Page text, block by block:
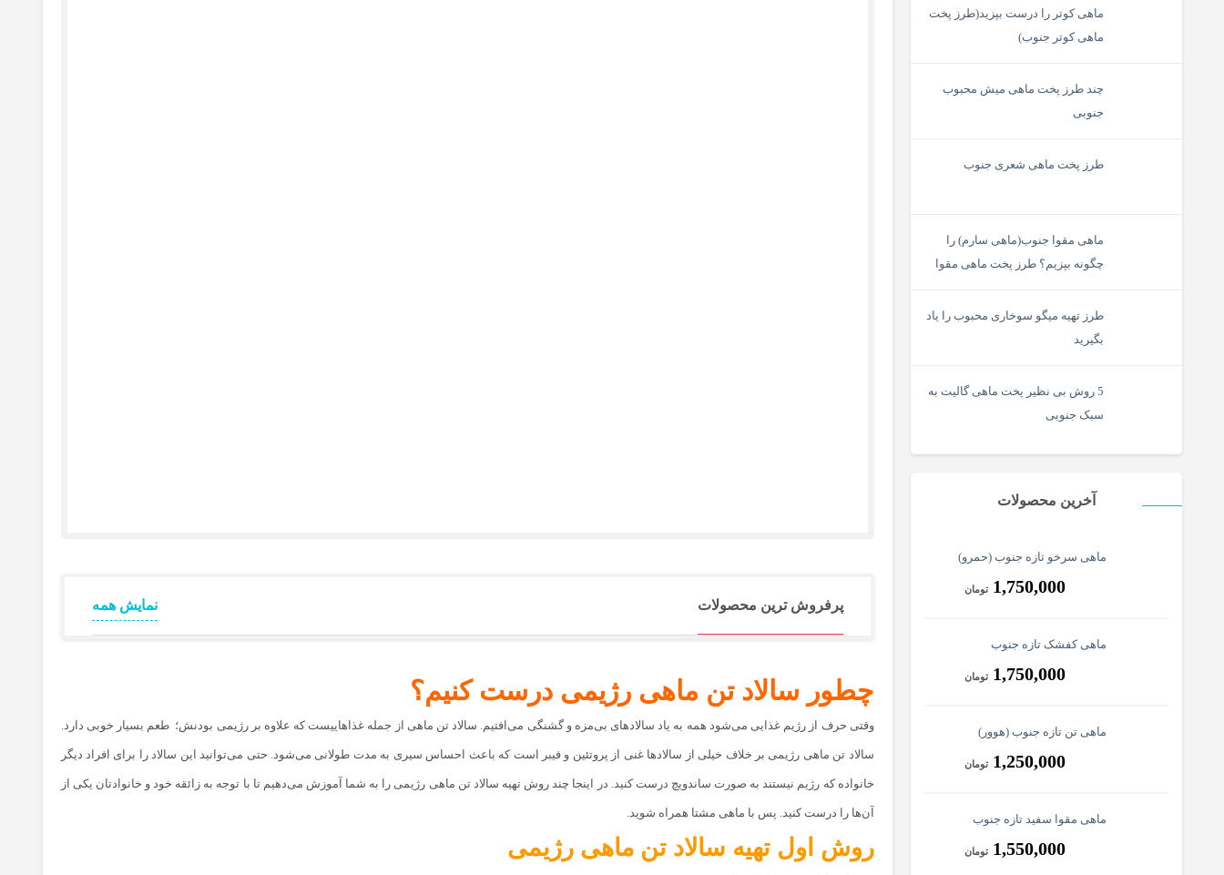
ماهی کوتر را درست بپزید(طرز پخت
ماهی کوتر جنوب)
چند طرز پخت ماهی میش محبوب
جنوبی
طرز پخت ماهی شعری جنوب
ماهی مقوا جنوب(ماهی سارم) را
چگونه بپزیم؟ طرز پخت ماهی مقوا
طرز تهیه میگو سوخاری محبوب را یاد
بگیرید
5 روش بی نظیر پخت ماهی گالیت به
سبک جنوبی
آخرین محصولات
ماهی سرخو تازه جنوب (حمرو)
1,750,000 تومان
ماهی کفشک تازه جنوب
1,750,000 تومان
ماهی تن تازه جنوب (هوور)
1,250,000 تومان
ماهی مقوا سفید تازه جنوب
1,550,000 تومان
پرفروش ترین محصولات نمایش همه
چطور سالاد تن ماهی رژیمی درست کنیم؟
وقتی حرف از رژیم غذایی می‌شود همه به یاد سالاد‌های بی‌مزه و گشنگی می‌افتیم‌. سالاد تن ماهی از جمله غذا‌هاییست که علاوه بر رژیمی بودنش؛ طعم بسیار خوبی دارد.
سالاد تن ماهی رژیمی بر خلاف خیلی از سالاد‌ها غنی از پروتئین و فیبر است که باعث احساس سیری به مدت طولانی می‌شود. حتی می‌توانید این سالاد را برای افراد دیگر
خانواده که رژیم نیستند به صورت ساندویچ درست کنید‌. در اینجا چند روش تهیه سالاد تن ماهی رژیمی را به شما آموزش می‌دهیم تا با توجه به زائقه خود و خانوادتان یکی از
آن‌ها را درست کنید‌. پس با ماهی مشتا همراه شوید.
روش اول تهیه سالاد تن ماهی رژیمی